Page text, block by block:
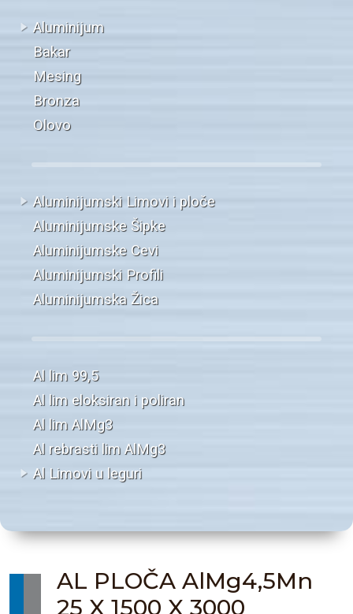
Aluminijum
Bakar
Mesing
Bronza
Olovo
Aluminijumski Limovi i ploče
Aluminijumske Šipke
Aluminijumske Cevi
Aluminijumski Profili
Aluminijumska Žica
Al lim 99,5
Al lim eloksiran i poliran
Al lim AlMg3
Al rebrasti lim AlMg3
Al Limovi u leguri
AL PLOČA AlMg4,5Mn
25 X 1500 X 3000